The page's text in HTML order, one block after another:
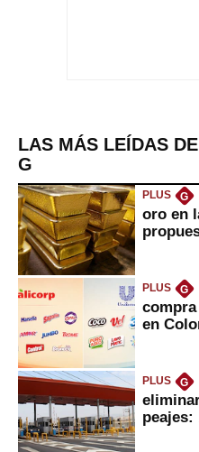
LAS MÁS LEÍDAS
G
PLUS G
oro en
PLUS G
en
PLUS G